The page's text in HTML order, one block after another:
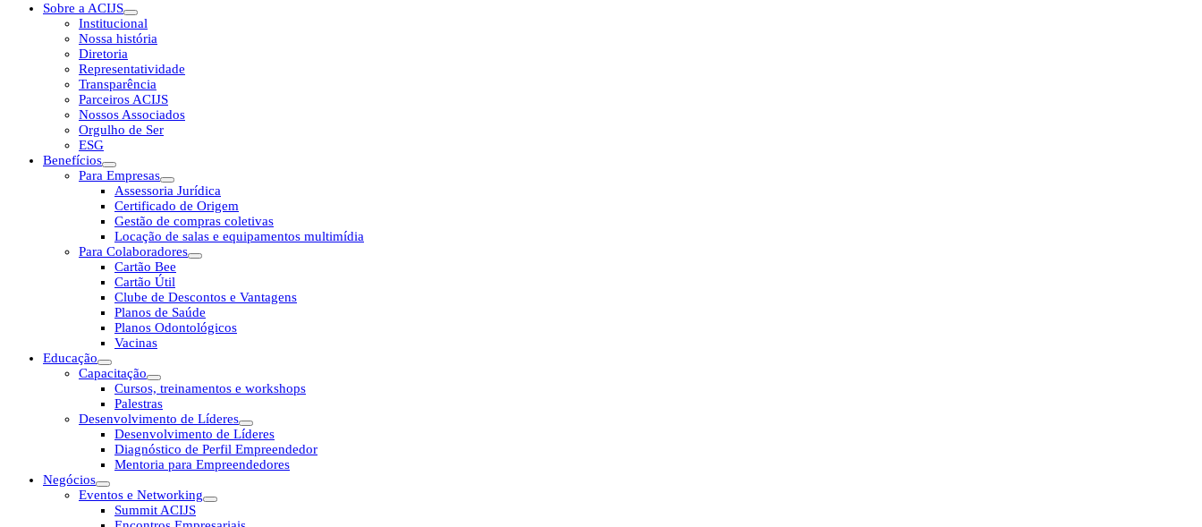
Sobre a ACIJS
Institucional
Nossa história
Diretoria
Representatividade
Transparência
Parceiros ACIJS
Nossos Associados
Orgulho de Ser
ESG
Benefícios
Para Empresas
Assessoria Jurídica
Certificado de Origem
Gestão de compras coletivas
Locação de salas e equipamentos multimídia
Para Colaboradores
Cartão Bee
Cartão Útil
Clube de Descontos e Vantagens
Planos de Saúde
Planos Odontológicos
Vacinas
Educação
Capacitação
Cursos, treinamentos e workshops
Palestras
Desenvolvimento de Líderes
Desenvolvimento de Líderes
Diagnóstico de Perfil Empreendedor
Mentoria para Empreendedores
Negócios
Eventos e Networking
Summit ACIJS